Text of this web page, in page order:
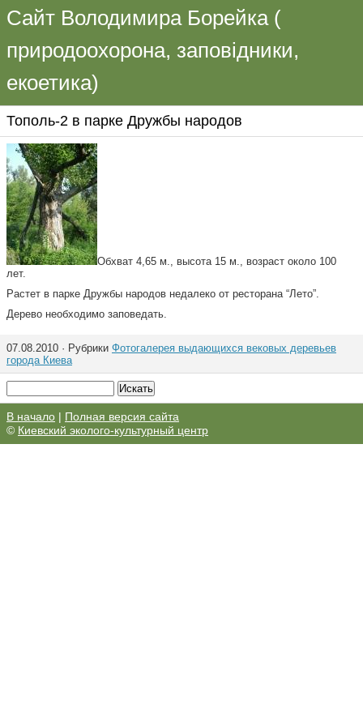
Сайт Володимира Борейка (
природоохорона, заповідники,
екоетика)
Тополь-2 в парке Дружбы народов
Обхват 4,65 м., высота 15 м., возраст около 100
лет.
Растет в парке Дружбы народов недалеко от ресторана “Лето”.
Дерево необходимо заповедать.
07.08.2010 · Рубрики Фотогалерея выдающихся вековых деревьев
города Киева
В начало | Полная версия сайта
© Киевский эколого-культурный центр